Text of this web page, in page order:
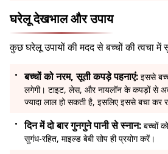
घरेलू देखभाल और उपाय
कुछ घरेलू उपायों की मदद से बच्चों की त्वचा
बच्चों को नरम, सूती कपड़े पहनाएं: इससे
लगेगी। टाइट, लेस, और नायलॉन के कपड़ों से
ज्यादा लाल हो सकती है, इसलिए इससे बचा कर
दिन में दो बार गुनगुने पानी से स्नान: बच्चों
सुगंध-रहित, माइल्ड बेबी सोप ही प्रयोग करें।